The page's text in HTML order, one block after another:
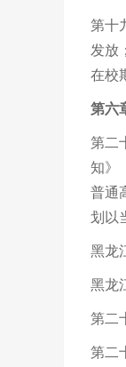
第十
发放
在校
第六
第二
知》
普通
划以
黑龙
黑龙
第二
第二